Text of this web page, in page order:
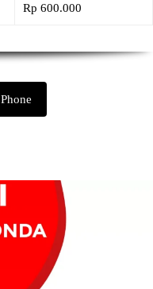
Rp 600.000
Phone